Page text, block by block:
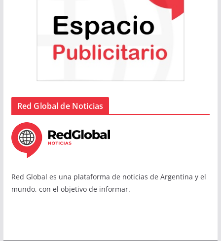
Red Global de Noticias
Red Global es una plataforma de noticias de Argentina y el
mundo, con el objetivo de informar.